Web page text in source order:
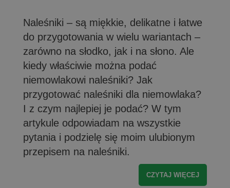
Naleśniki – są miękkie, delikatne i łatwe
do przygotowania w wielu wariantach –
zarówno na słodko, jak i na słono. Ale
kiedy właściwie można podać
niemowlakowi naleśniki? Jak
przygotować naleśniki dla niemowlaka?
I z czym najlepiej je podać? W tym
artykule odpowiadam na wszystkie
pytania i podzielę się moim ulubionym
przepisem na naleśniki.
CZYTAJ WIĘCEJ